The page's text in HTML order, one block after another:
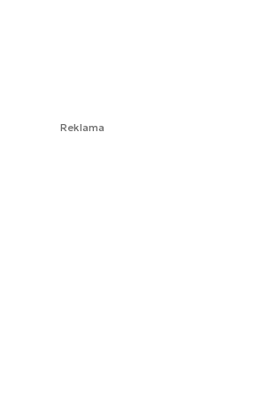
Reklama